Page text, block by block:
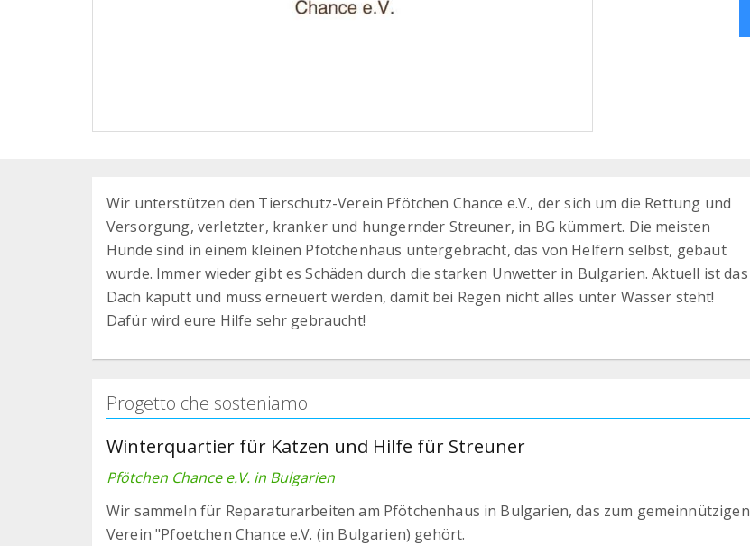
Wir unterstützen den Tierschutz-Verein Pfötchen Chance e.V., der sich um die Rettung und
Versorgung, verletzter, kranker und hungernder Streuner, in BG kümmert. Die meisten
Hunde sind in einem kleinen Pfötchenhaus untergebracht, das von Helfern selbst, gebaut
wurde. Immer wieder gibt es Schäden durch die starken Unwetter in Bulgarien. Aktuell ist das
Dach kaputt und muss erneuert werden, damit bei Regen nicht alles unter Wasser steht!
Dafür wird eure Hilfe sehr gebraucht!
Progetto che sosteniamo
Winterquartier für Katzen und Hilfe für Streuner
Pfötchen Chance e.V. in Bulgarien
Wir sammeln für Reparaturarbeiten am Pfötchenhaus in Bulgarien, das zum gemeinnützigen
Verein "Pfoetchen Chance e.V. (in Bulgarien) gehört.